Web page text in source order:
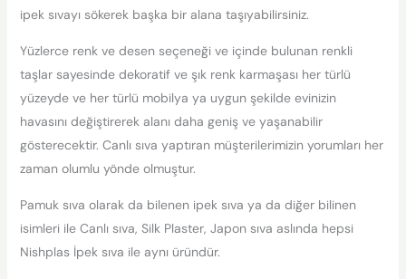
ipek sıvayı sökerek başka bir alana taşıyabilirsiniz.
Yüzlerce renk ve desen seçeneği ve içinde bulunan renkli
taşlar sayesinde dekoratif ve şık renk karmaşası her türlü
yüzeyde ve her türlü mobilya ya uygun şekilde evinizin
havasını değiştirerek alanı daha geniş ve yaşanabilir
gösterecektir. Canlı sıva yaptıran müşterilerimizin yorumları her
zaman olumlu yönde olmuştur.
Pamuk sıva olarak da bilenen ipek sıva ya da diğer bilinen
isimleri ile Canlı sıva, Silk Plaster, Japon sıva aslında hepsi
Nishplas İpek sıva ile aynı üründür.